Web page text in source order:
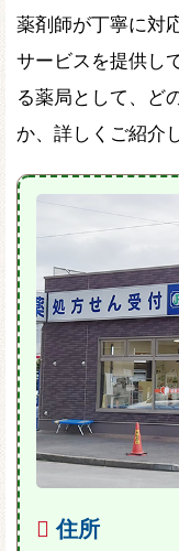
薬剤師が丁寧に対
サービスを提供し
る薬局として、ど
か、詳しくご紹介
住所